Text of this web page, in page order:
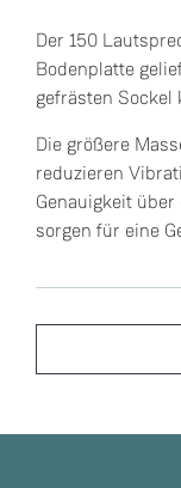
Der 150
Bodenplatte
gefrästen Sockel
Die größere
reduzieren
Genauigkeit
sorgen für eine